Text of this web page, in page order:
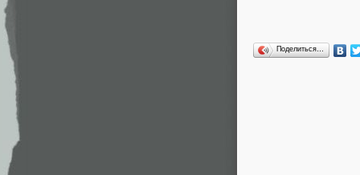
Поделиться…